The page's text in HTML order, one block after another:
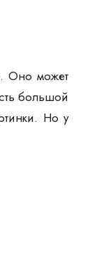
Оно может
большой
Но у